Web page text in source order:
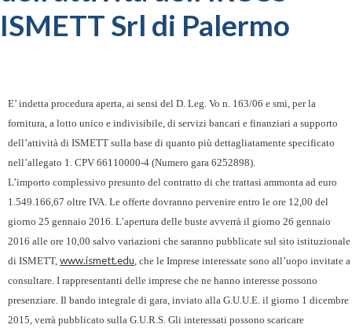
ISMETT Srl di Palermo
E’ indetta procedura aperta, ai sensi del D. Leg. Vo n. 163/06 e smi, per la
fornitura, a lotto unico e indivisibile, di servizi bancari e finanziari a supporto
dell’attività di ISMETT sulla base di quanto più dettagliatamente specificato
nell’allegato 1. CPV 66110000-4 (Numero gara 6252898).
L’importo complessivo presunto del contratto di che trattasi ammonta ad euro
1.549.166,67 oltre IVA. Le offerte dovranno pervenire entro le ore 12,00 del
giorno 25 gennaio 2016. L’apertura delle buste avverrà il giorno 26 gennaio
2016 alle ore 10,00 salvo variazioni che saranno pubblicate sul sito istituzionale
di ISMETT, www.ismett.edu, che le Imprese interessate sono all’uopo invitate a
consultare. I rappresentanti delle imprese che ne hanno interesse possono
presenziare. Il bando integrale di gara, inviato alla G.U.U.E. il giorno 1 dicembre
2015, verrà pubblicato sulla G.U.R.S. Gli interessati possono scaricare